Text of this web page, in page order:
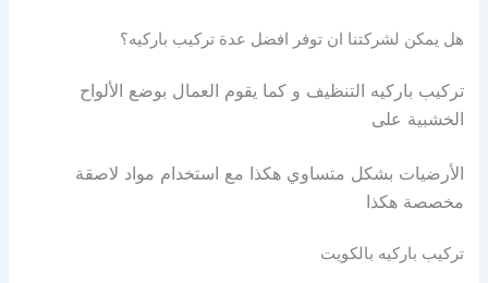
هل يمكن لشركتنا ان توفر افضل عدة تركيب باركيه؟
تركيب باركيه التنظيف و كما يقوم العمال بوضع الألواح
الخشبية على
الأرضيات بشكل متساوي هكذا مع استخدام مواد لاصقة
مخصصة هكذا
تركيب باركيه بالكويت